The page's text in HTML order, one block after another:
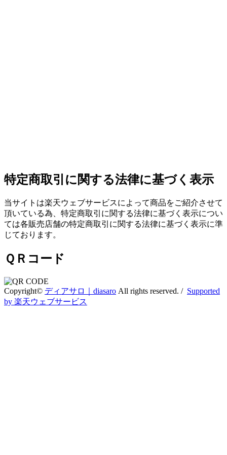
特定商取引に関する法律に基づく表示
当サイトは楽天ウェブサービスによって商品をご紹介させて
頂いている為、特定商取引に関する法律に基づく表示につい
ては各販売店舗の特定商取引に関する法律に基づく表示に準
じております。
ＱＲコード
Copyright© ディアサロ｜diasaro All rights reserved. / Supported
by 楽天ウェブサービス